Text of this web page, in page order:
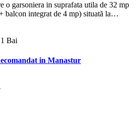
o garsoniera in suprafata utila de 32 mp
balcon integrat de 4 mp) situată la…
1 Bai
in Manastur